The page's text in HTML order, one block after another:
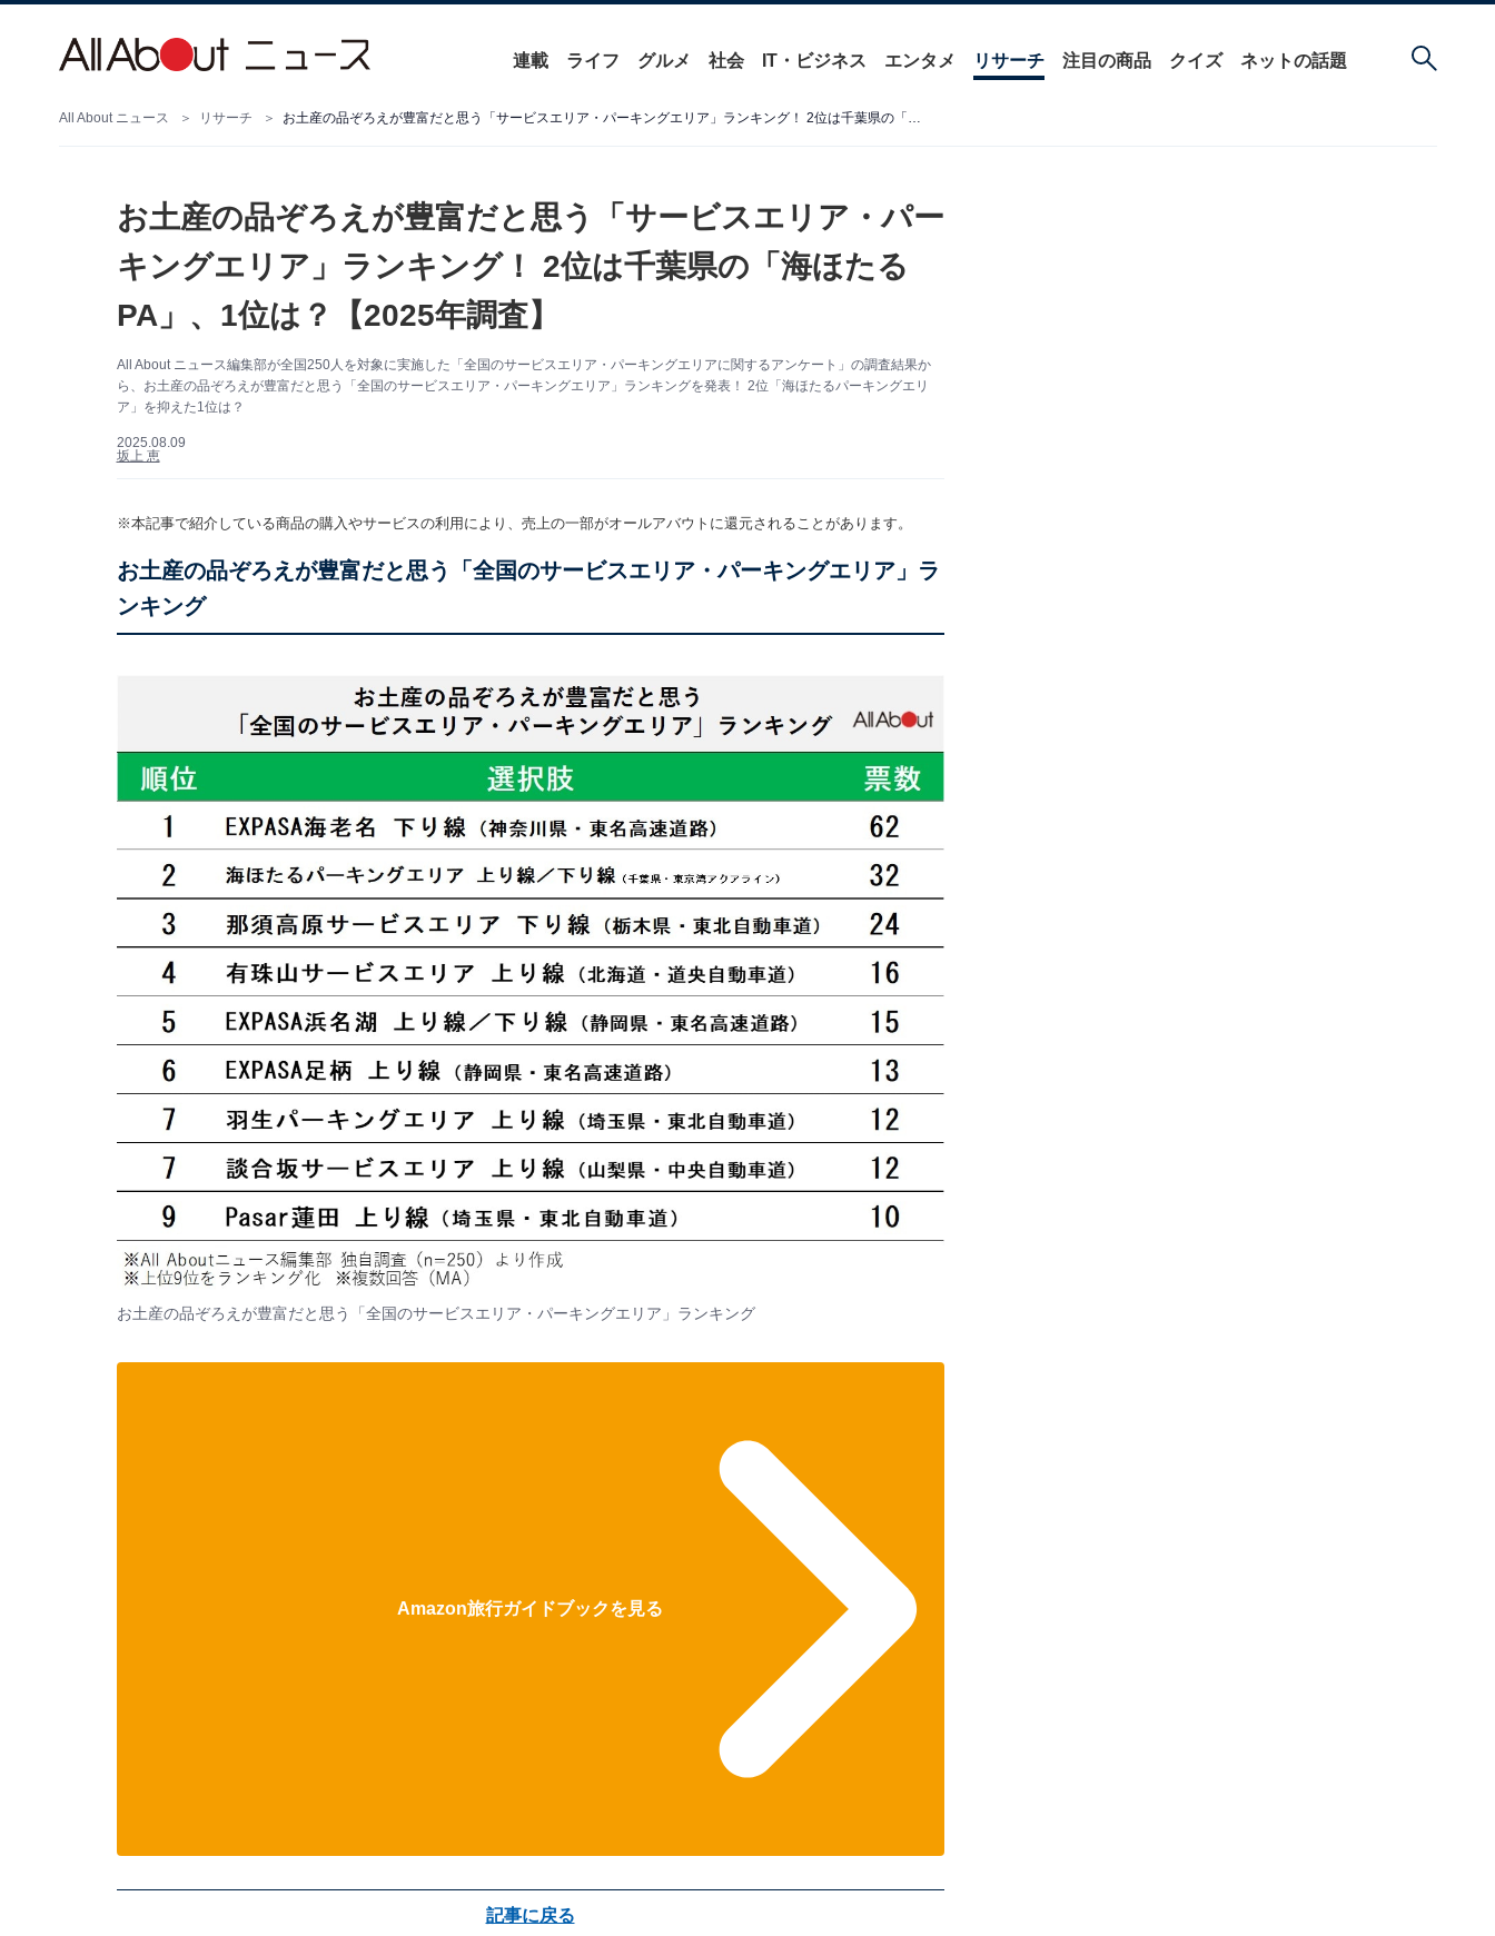
連載 ライフ グルメ 社会 IT・ビジネス エンタメ リサーチ 注目の商品 クイズ ネットの話題
All About ニュース リサーチ お土産の品ぞろえが豊富だと思う「サービスエリア・パーキングエリア」ランキング！ 2位は千葉県の「海ほたるPA」、1位は？【2025年調査】
お土産の品ぞろえが豊富だと思う「サービスエリア・パー
キングエリア」ランキング！ 2位は千葉県の「海ほたる
PA」、1位は？【2025年調査】
All About ニュース編集部が全国250人を対象に実施した「全国のサービスエリア・パーキングエリアに関するアンケート」の調査結果か
ら、お土産の品ぞろえが豊富だと思う「全国のサービスエリア・パーキングエリア」ランキングを発表！ 2位「海ほたるパーキングエリ
ア」を抑えた1位は？
2025.08.09
坂上 恵
※本記事で紹介している商品の購入やサービスの利用により、売上の一部がオールアバウトに還元されることがあります。
お土産の品ぞろえが豊富だと思う「全国のサービスエリア・パーキングエリア」ラ
ンキング
お土産の品ぞろえが豊富だと思う「全国のサービスエリア・パーキングエリア」ランキング
Amazon旅行ガイドブックを見る
記事に戻る